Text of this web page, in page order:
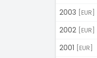
2003
[EUR]
2002
[EUR]
2001
[EUR]